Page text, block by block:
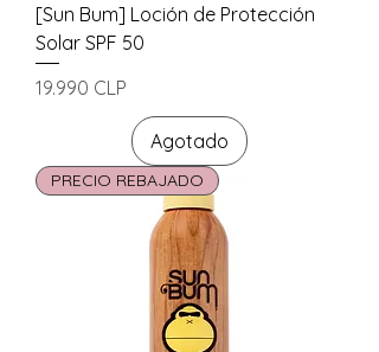
[Sun Bum] Loción de Protección
Solar SPF 50
Precio
19.990 CLP
Agotado
PRECIO REBAJADO